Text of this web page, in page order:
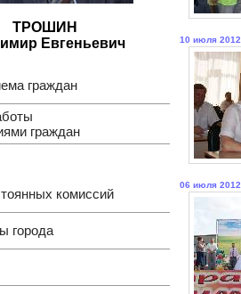
ТРОШИН
Евгеньевич
граждан
граждан
комиссий
города
10 июля 2012
06 июля 2012